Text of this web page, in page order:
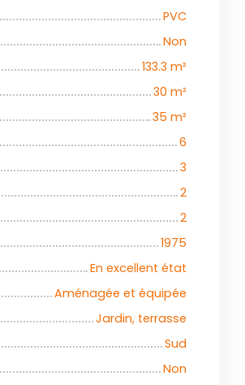
PVC
Non
133.3 m²
30 m²
35 m²
6
3
2
2
1975
En excellent état
Aménagée et équipée
Jardin, terrasse
Sud
Non